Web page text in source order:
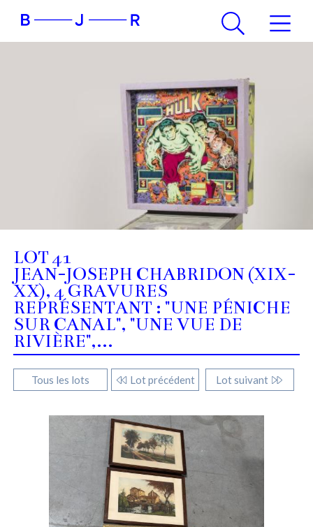
LOT 41
JEAN-JOSEPH CHABRIDON (XIX-
XX), 4 GRAVURES
REPRÉSENTANT : "UNE PÉNICHE
SUR CANAL", "UNE VUE DE
RIVIÈRE",...
Tous les lots Lot précédent Lot suivant